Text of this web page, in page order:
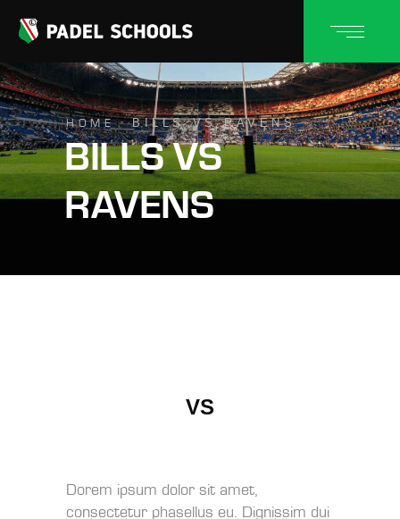
HOME BILLS VS RAVENS
BILLS VS
RAVENS
VS
Dorem ipsum dolor sit amet,
consectetur phasellus eu. Dignissim dui